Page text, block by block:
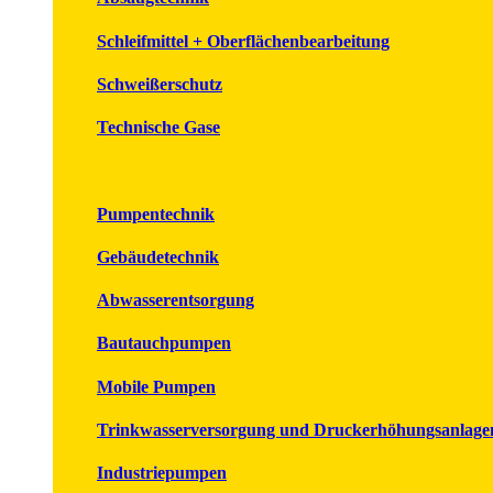
Schleifmittel + Oberflächenbearbeitung
Schweißerschutz
Technische Gase
Pumpentechnik
Gebäudetechnik
Abwasserentsorgung
Bautauchpumpen
Mobile Pumpen
Trinkwasserversorgung und
Industriepumpen